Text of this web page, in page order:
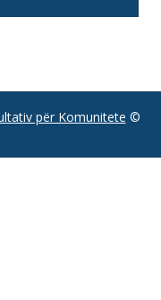
për Komunitete ©